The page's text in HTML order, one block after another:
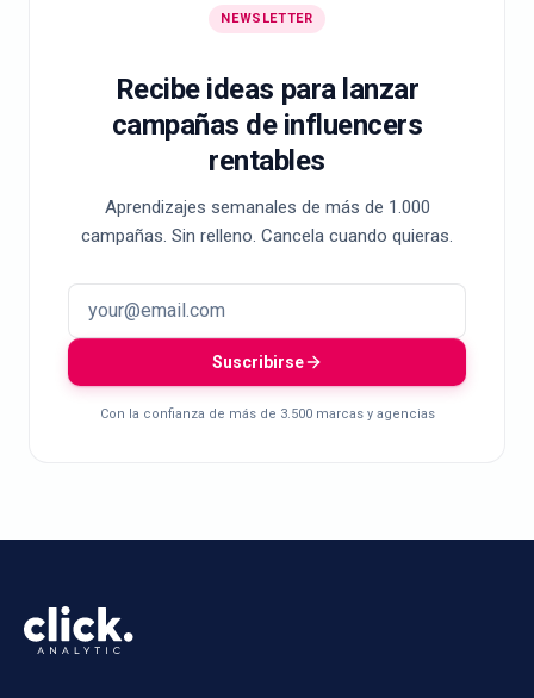
NEWSLETTER
Recibe ideas para lanzar
campañas de influencers
rentables
Aprendizajes semanales de más de 1.000
campañas. Sin relleno. Cancela cuando quieras.
Suscribirse
Con la confianza de más de 3.500 marcas y agencias